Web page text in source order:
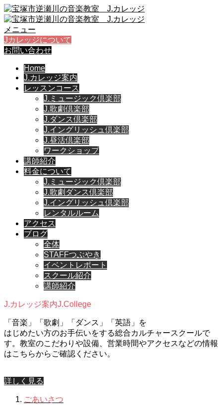
メニュー
Jカレッジについて
お問い合わせ
Home
J.カレッジ案内
レッスンコース
J.ミュージック倶楽部
J.歌劇倶楽部
J.ダンス倶楽部
J.イングリッシュ倶楽部
J.昼活倶楽部
ワークショップ
講師紹介
料金について
J.ミュージック倶楽部
J.歌劇ダンス倶楽部
J.イングリッシュ倶楽部
レンタルルーム
アクセス
ブログ
全体
STAFFつぶやき
イベントレポート
スクール紹介
講師紹介
J.カレッジ案内J.College
「音楽」「歌劇」「ダンス」「英語」を
はじめたい方のお手伝いをする総合カルチャースクールで
す。教室のこだわりや設備、営業時間やアクセスなどの情報
はこちらからご確認ください。
詳しく見る
ごあいさつ